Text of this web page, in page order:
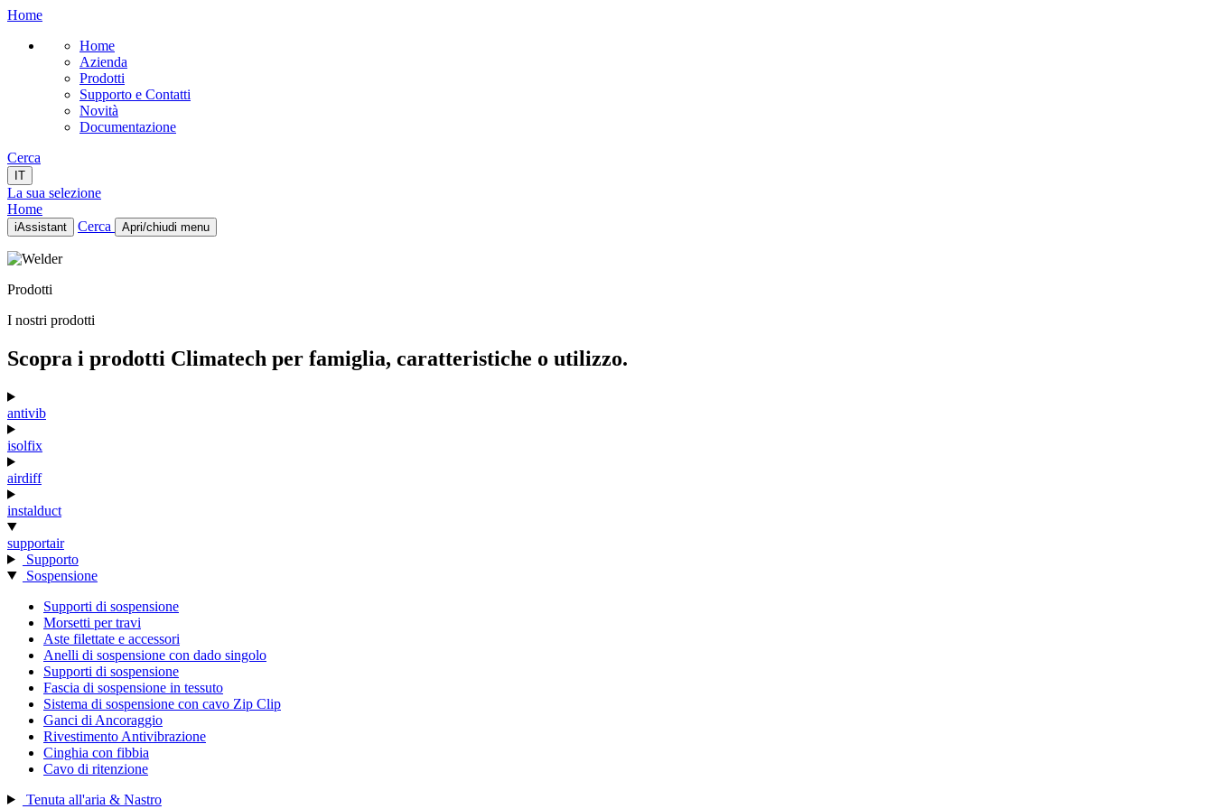
Home
Home
Azienda
Prodotti
Supporto e Contatti
Novità
Documentazione
Cerca
IT
La sua selezione
Home
iAssistant Cerca Apri/chiudi menu
Home
Prodotti
Novità
IT
Prodotti
I nostri prodotti
Scopra i prodotti Climatech per famiglia, caratteristiche o utilizzo.
antivib
isolfix
airdiff
instalduct
supportair
Supporto
Sospensione
Supporti di sospensione
Morsetti per travi
Aste filettate e accessori
Anelli di sospensione con dado singolo
Supporti di sospensione
Fascia di sospensione in tessuto
Sistema di sospensione con cavo Zip Clip
Ganci di Ancoraggio
Rivestimento Antivibrazione
Cinghia con fibbia
Cavo di ritenzione
Tenuta all'aria & Nastro